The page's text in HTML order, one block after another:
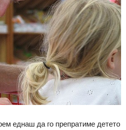
еднаш да го препратиме детето